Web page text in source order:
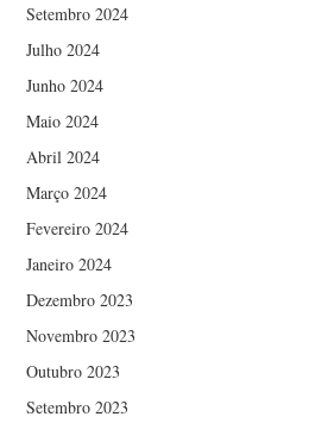
Setembro 2024
Julho 2024
Junho 2024
Maio 2024
Abril 2024
Março 2024
Fevereiro 2024
Janeiro 2024
Dezembro 2023
Novembro 2023
Outubro 2023
Setembro 2023